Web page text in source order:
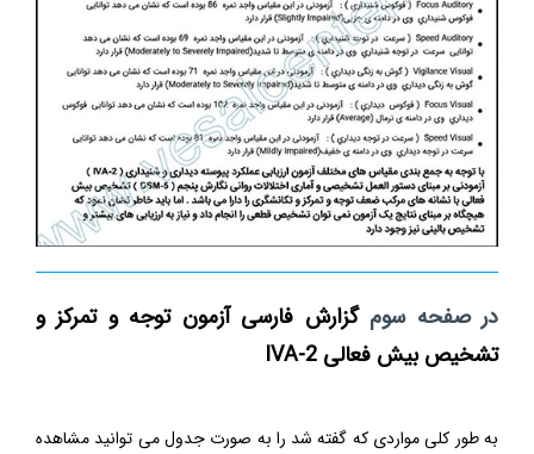
در صفحه سوم گزارش فارسی آزمون توجه و تمرکز و
تشخیص بیش فعالی IVA-2
به طور کلی مواردی که گفته شد را به صورت جدول می توانید مشاهده